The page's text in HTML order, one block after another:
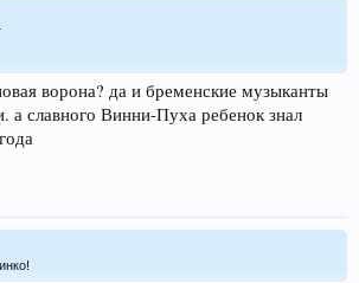
ворона? да и бременские музыканты
а славного Винни-Пуха ребенок знал